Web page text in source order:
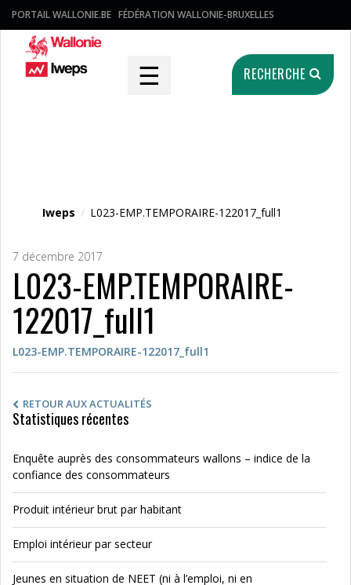
PORTAIL WALLONIE.BE FÉDÉRATION WALLONIE-BRUXELLES
☰ RECHERCHE
Iweps / L023-EMP.TEMPORAIRE-122017_full1
7 décembre 2017
L023-EMP.TEMPORAIRE-
122017_full1
L023-EMP.TEMPORAIRE-122017_full1
RETOUR AUX ACTUALITÉS
Statistiques récentes
Enquête auprès des consommateurs wallons – indice de la
confiance des consommateurs
Produit intérieur brut par habitant
Emploi intérieur par secteur
Jeunes en situation de NEET (ni à l’emploi, ni en